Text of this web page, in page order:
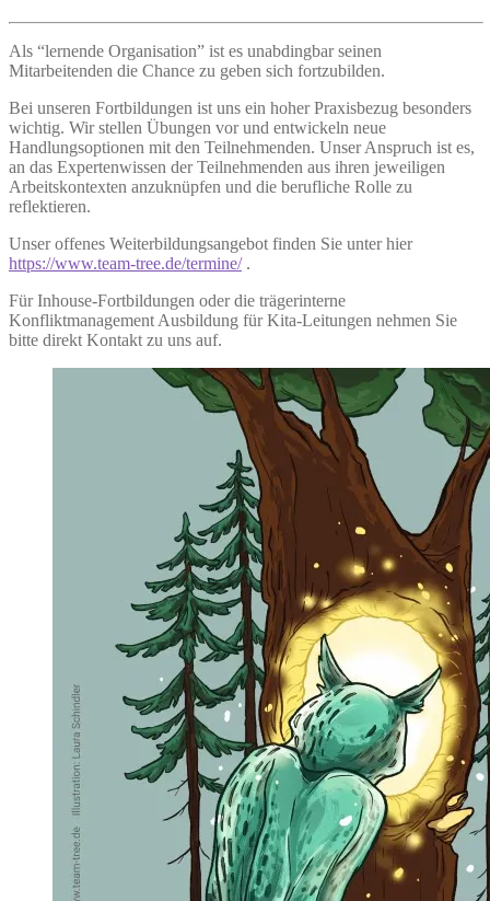
Als “lernende Organisation” ist es unabdingbar seinen
Mitarbeitenden die Chance zu geben sich fortzubilden.
Bei unseren Fortbildungen ist uns ein hoher Praxisbezug besonders
wichtig. Wir stellen Übungen vor und entwickeln neue
Handlungsoptionen mit den Teilnehmenden. Unser Anspruch ist es,
an das Expertenwissen der Teilnehmenden aus ihren jeweiligen
Arbeitskontexten anzuknüpfen und die berufliche Rolle zu
reflektieren.
Unser offenes Weiterbildungsangebot finden Sie unter hier
https://www.team-tree.de/termine/.
Für Inhouse-Fortbildungen oder die trägerinterne
Konfliktmanagement Ausbildung für Kita-Leitungen nehmen Sie
bitte direkt Kontakt zu uns auf.